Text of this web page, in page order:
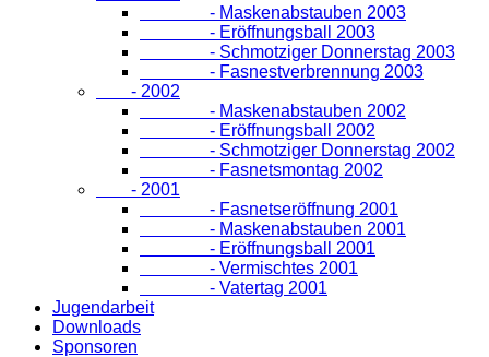
- Maskenabstauben 2003
- Eröffnungsball 2003
- Schmotziger Donnerstag 2003
- Fasnestverbrennung 2003
- 2002
- Maskenabstauben 2002
- Eröffnungsball 2002
- Schmotziger Donnerstag 2002
- Fasnetsmontag 2002
- 2001
- Fasnetseröffnung 2001
- Maskenabstauben 2001
- Eröffnungsball 2001
- Vermischtes 2001
- Vatertag 2001
Jugendarbeit
Downloads
Sponsoren